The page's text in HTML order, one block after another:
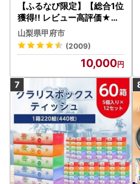
【ふるなび限定】【総合1位
獲得!! レビュー高評価★】
〈2026年度配送分〉山梨
県産 シャインマスカット 2
～3房（1.0kg以上）シャイ
ン フルーツ FN-Limited-S
P
山梨県甲府市
(2009)
10,000